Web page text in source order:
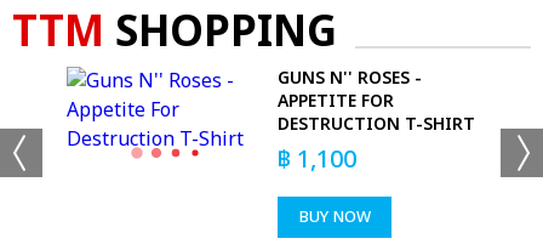
TTM SHOPPING
GUNS N'' ROSES -
APPETITE FOR
DESTRUCTION T-SHIRT
฿ 1,100
BUY NOW